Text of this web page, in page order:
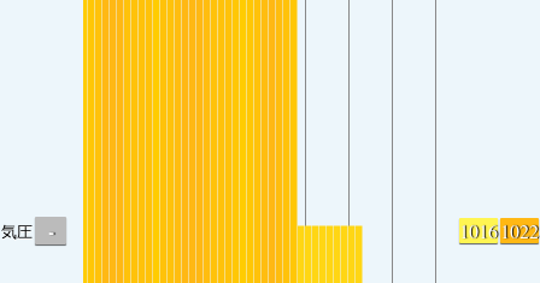
気圧 - 10161022